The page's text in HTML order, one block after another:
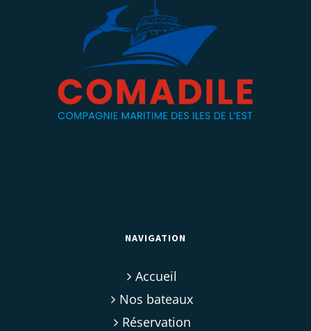
NAVIGATION
Accueil
Nos bateaux
Réservation